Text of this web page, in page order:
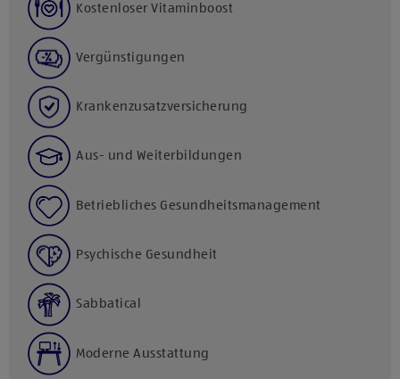
Kostenloser Vitaminboost
Vergünstigungen
Krankenzusatzversicherung
Aus- und Weiterbildungen
Betriebliches Gesundheitsmanagement
Psychische Gesundheit
Sabbatical
Moderne Ausstattung